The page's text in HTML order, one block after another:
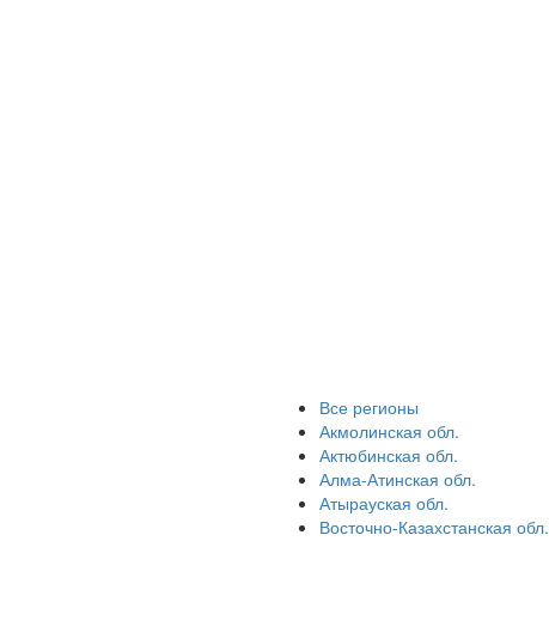
Все регионы
Акмолинская обл.
Актюбинская обл.
Алма-Атинская обл.
Атырауская обл.
Восточно-Казахстанская обл.